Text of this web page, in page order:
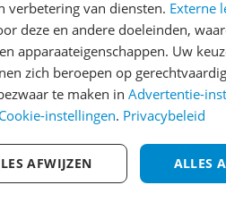
Cijfer
Welk cijfer geef jij dit
3
2
1
verbetering van diensten. Externe
deze en andere doeleinden,
apparaateigenschappen. Uw
zich beroepen op
te maken in Advertentie-
Cookie-instellingen. Privacybeleid
ALLES
AFWIJZEN